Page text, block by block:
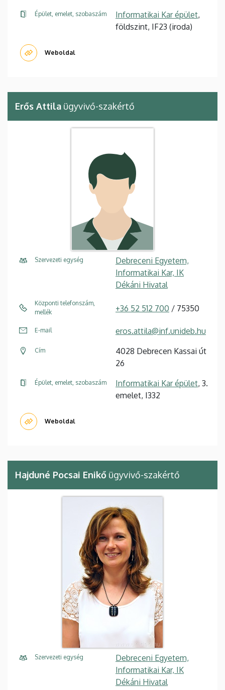
Épület, emelet, szobaszám Informatikai Kar épület,
földszint, IF23 (iroda)
Weboldal
Erős Attila ügyvivő-szakértő
Szervezeti egység
Debreceni Egyetem,
Informatikai Kar, IK
Dékáni Hivatal
Központi telefonszám,
mellék
+36 52 512 700 / 75350
E-mail eros.attila@inf.unideb.hu
Cím
4028 Debrecen Kassai út
26
Épület, emelet, szobaszám Informatikai Kar épület, 3.
emelet, I332
Weboldal
Hajduné Pocsai Enikő ügyvivő-szakértő
Szervezeti egység
Debreceni Egyetem,
Informatikai Kar, IK
Dékáni Hivatal